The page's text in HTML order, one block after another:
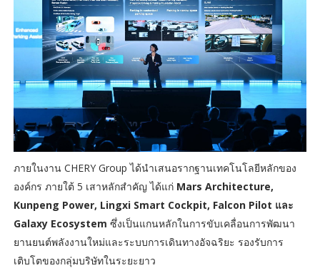
ภายในงาน CHERY Group ได้นำเสนอรากฐานเทคโนโลยีหลักของ
องค์กร ภายใต้ 5 เสาหลักสำคัญ ได้แก่ Mars Architecture,
Kunpeng Power, Lingxi Smart Cockpit, Falcon Pilot และ
Galaxy Ecosystem ซึ่งเป็นแกนหลักในการขับเคลื่อนการพัฒนา
ยานยนต์พลังงานใหม่และระบบการเดินทางอัจฉริยะ รองรับการ
เติบโตของกลุ่มบริษัทในระยะยาว